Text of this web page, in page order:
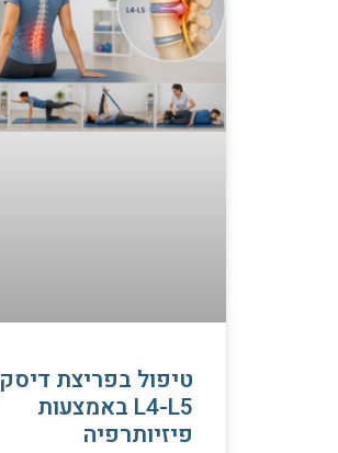
טיפול בפריצת דיסק
L4-L5 באמצעות
פיזיותרפיה